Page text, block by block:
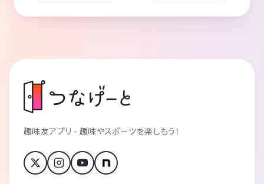
趣味友アプリ - 趣味やスポーツを楽しもう！